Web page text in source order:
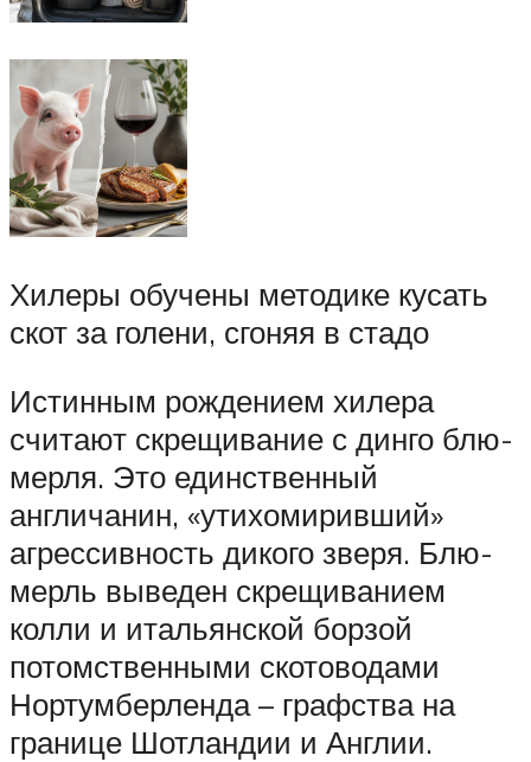
Хилеры обучены методике кусать
скот за голени, сгоняя в стадо
Истинным рождением хилера
считают скрещивание с динго блю-
мерля. Это единственный
англичанин, «утихомиривший»
агрессивность дикого зверя. Блю-
мерль выведен скрещиванием
колли и итальянской борзой
потомственными скотоводами
Нортумберленда – графства на
границе Шотландии и Англии.